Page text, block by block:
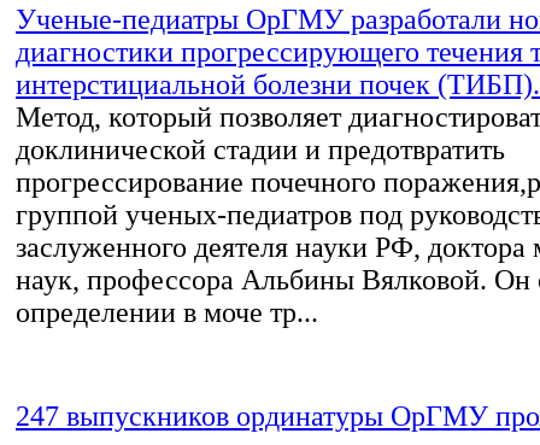
Ученые-педиатры ОрГМУ разработали
диагностики прогрессирующего течения
интерстициальной болезни почек
Метод, который позволяет
доклинической стадии и предотвратить
прогрессирование почечного
группой ученых-педиатров под
заслуженного деятеля науки РФ,
наук, профессора Альбины Вялковой. Он
определении в моче тр...
247 выпускников ординатуры ОрГМУ